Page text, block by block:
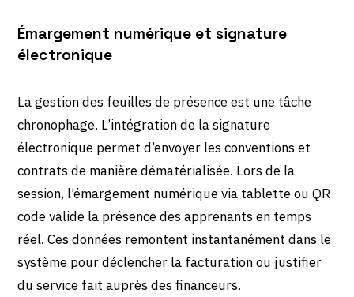
Émargement numérique et signature
électronique
La gestion des feuilles de présence est une tâche
chronophage. L’intégration de la signature
électronique permet d’envoyer les conventions et
contrats de manière dématérialisée. Lors de la
session, l’émargement numérique via tablette ou QR
code valide la présence des apprenants en temps
réel. Ces données remontent instantanément dans le
système pour déclencher la facturation ou justifier
du service fait auprès des financeurs.